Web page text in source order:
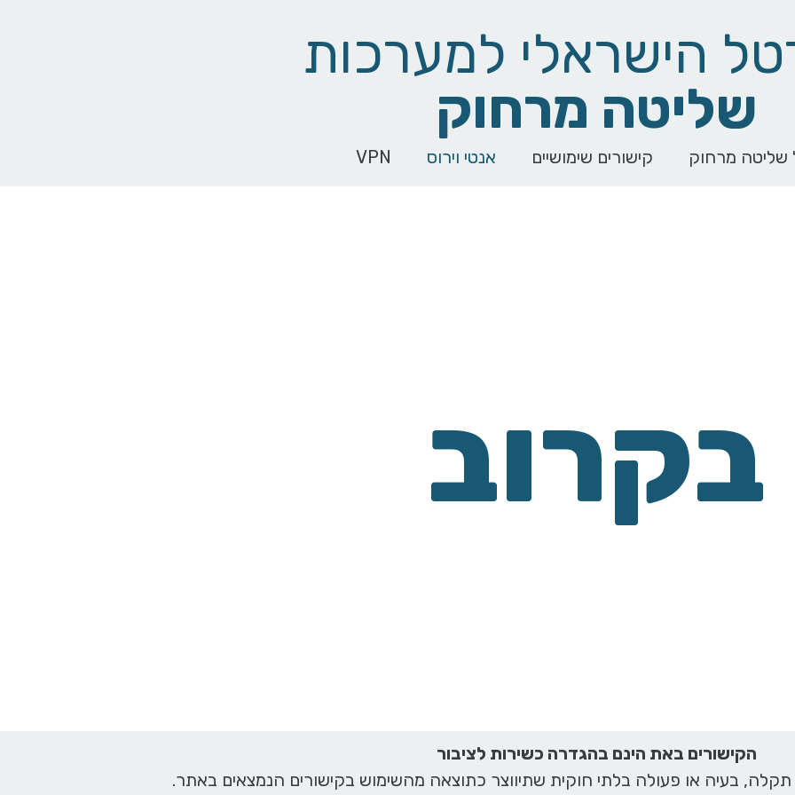
הישראלי למערכות
שליטה מרחוק
שליטה מרחוק קישורים שימושיים אנטי וירוס VPN
בקרוב
הקישורים באת הינם בהגדרה כשירות לציבור
בעיה או פעולה בלתי חוקית שתיווצר כתוצאה מהשימוש בקישורים הנמצאים באתר.